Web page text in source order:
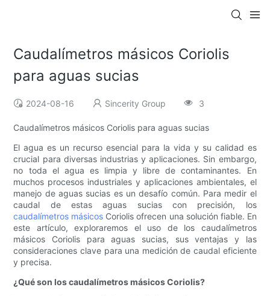
Caudalímetros másicos Coriolis
para aguas sucias
2024-08-16 Sincerity Group 3
Caudalímetros másicos Coriolis para aguas sucias
El agua es un recurso esencial para la vida y su calidad es
crucial para diversas industrias y aplicaciones. Sin embargo,
no toda el agua es limpia y libre de contaminantes. En
muchos procesos industriales y aplicaciones ambientales, el
manejo de aguas sucias es un desafío común. Para medir el
caudal de estas aguas sucias con precisión, los
caudalímetros másicos Coriolis ofrecen una solución fiable. En
este artículo, exploraremos el uso de los caudalímetros
másicos Coriolis para aguas sucias, sus ventajas y las
consideraciones clave para una medición de caudal eficiente
y precisa.
¿Qué son los caudalímetros másicos Coriolis?